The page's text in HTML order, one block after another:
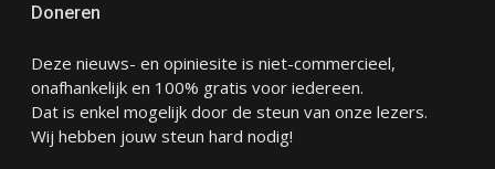
Doneren
Deze nieuws- en opiniesite is niet-commercieel,
onafhankelijk en 100% gratis voor iedereen.
Dat is enkel mogelijk door de steun van onze lezers.
Wij hebben jouw steun hard nodig!